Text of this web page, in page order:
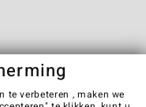
te verbeteren , maken we